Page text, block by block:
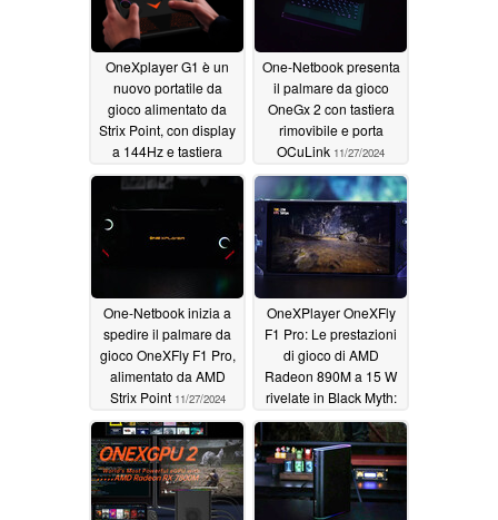
OneXplayer G1 è un
nuovo portatile da
gioco alimentato da
Strix Point, con display
a 144Hz e tastiera
staccabile12/20/2024
One-Netbook presenta
il palmare da gioco
OneGx 2 con tastiera
rimovibile e porta
OCuLink 11/27/2024
One-Netbook inizia a
spedire il palmare da
gioco OneXFly F1 Pro,
alimentato da AMD
Strix Point 11/27/2024
OneXPlayer OneXFly
F1 Pro: Le prestazioni
di gioco di AMD
Radeon 890M a 15 W
rivelate in Black Myth:
Wukong11/05/2024